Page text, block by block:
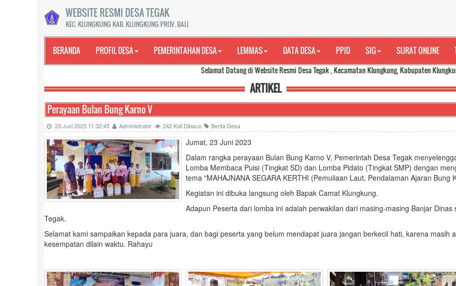
WEBSITE RESMI DESA TEGAK
KEC. KLUNGKUNG KAB. KLUNGKUNG PROV. BALI
BERANDA PROFIL DESA PEMERINTAHAN DESA LEMMAS DATA DESA PPID SIG SURAT ONLINE
Selamat Datang di Website Resmi Desa Tegak , Kecamatan Klungkung, Kabupaten Klungkung.
ARTIKEL
Perayaan Bulan Bung Karno V
23 Juni 2023 11:32:45 Administrator 242 Kali Dibaca Berita Desa
Jumat, 23 Juni 2023
Dalam rangka perayaan Bulan Bung Karno V, Pemerintah Desa Tegak
Lomba Membaca Puisi (Tingkat SD) dan Lomba Pidato (Tingkat SMP) dengan
tema "MAHAJNANA SEGARA KERTHI (Pemuliaan Laut, Pendalaman Ajaran Bung
Kegiatan ini dibuka langsung oleh Bapak Camat Klungkung.
Adapun Peserta dari lomba ini adalah perwakilan dari masing-masing Banjar Dinas
Tegak.
Selamat kami sampaikan kepada para juara, dan bagi peserta yang belum mendapat juara jangan berkecil hati, karena masih
kesempatan dilain waktu. Rahayu